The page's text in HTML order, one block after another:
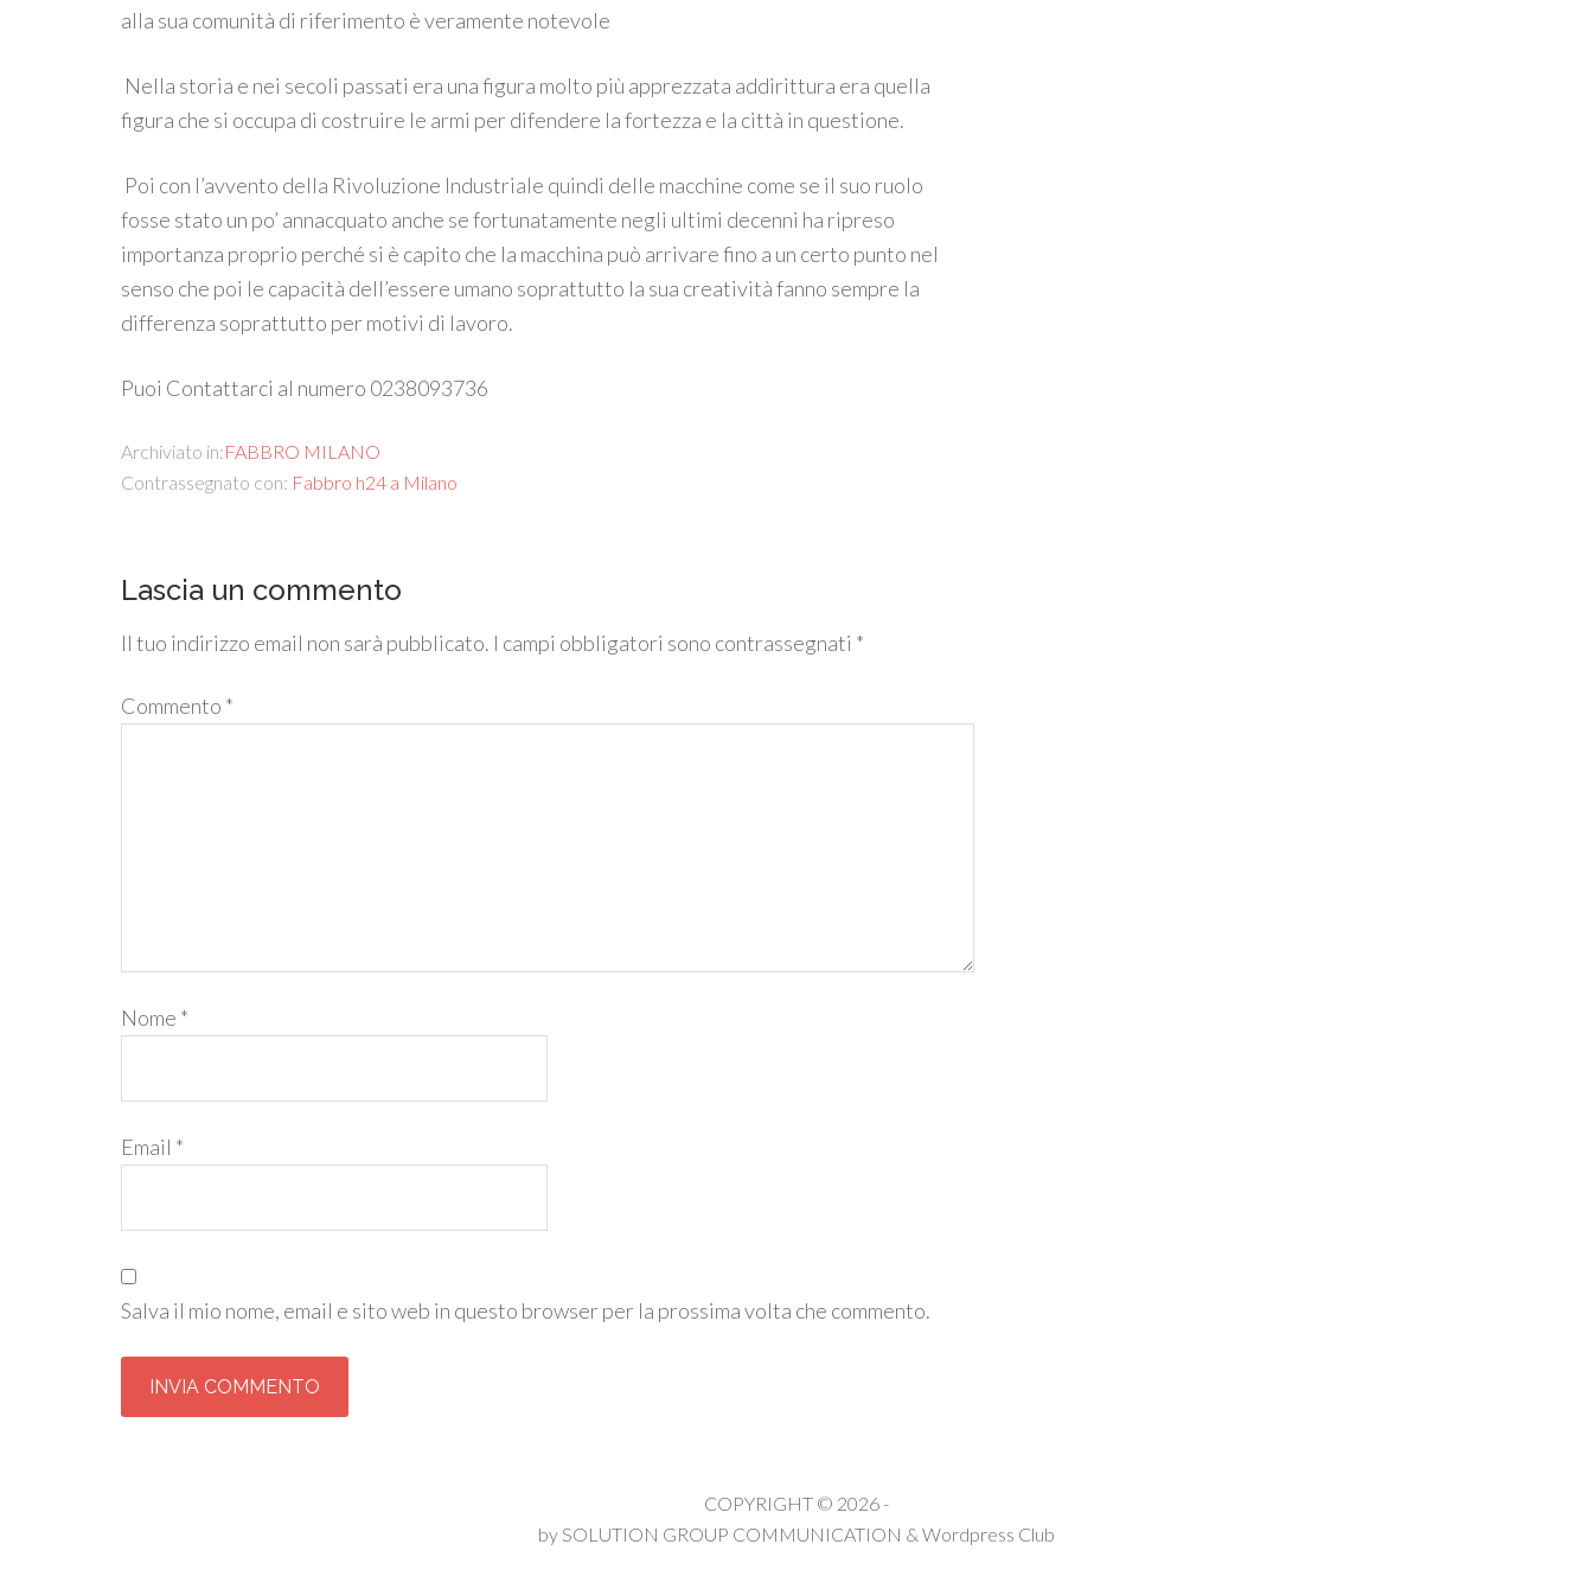
alla sua comunità di riferimento è veramente notevole
Nella storia e nei secoli passati era una figura molto più apprezzata addirittura era quella
figura che si occupa di costruire le armi per difendere la fortezza e la città in questione.
Poi con l’avvento della Rivoluzione Industriale quindi delle macchine come se il suo ruolo
fosse stato un po’ annacquato anche se fortunatamente negli ultimi decenni ha ripreso
importanza proprio perché si è capito che la macchina può arrivare fino a un certo punto nel
senso che poi le capacità dell’essere umano soprattutto la sua creatività fanno sempre la
differenza soprattutto per motivi di lavoro.
Puoi Contattarci al numero 0238093736
Archiviato in:FABBRO MILANO
Contrassegnato con: Fabbro h24 a Milano
Lascia un commento
Il tuo indirizzo email non sarà pubblicato. I campi obbligatori sono contrassegnati *
Commento *
Nome *
Email *
Salva il mio nome, email e sito web in questo browser per la prossima volta che commento.
COPYRIGHT © 2026 -
bySOLUTION GROUP COMMUNICATION & Wordpress Club